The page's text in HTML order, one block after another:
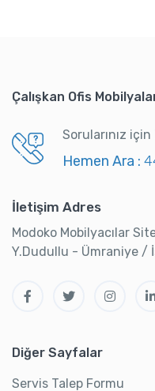
Çalışkan Ofis
Sorularınız için
Hemen Ara :
İletişim Adres
Modoko Mobilyacılar
Y.Dudullu - Ümraniye /
Diğer Sayfalar
Servis Talep Formu